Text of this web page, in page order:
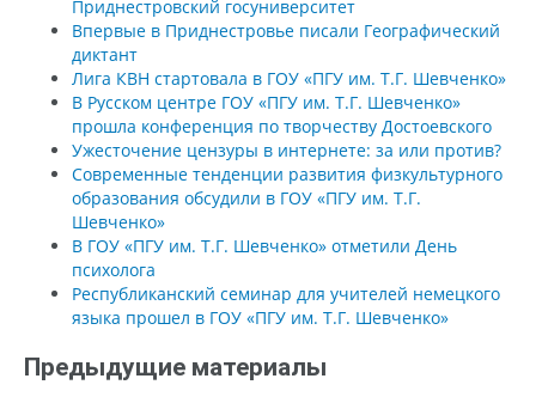
Приднестровский госуниверситет
Впервые в Приднестровье писали Географический
диктант
Лига КВН стартовала в ГОУ «ПГУ им. Т.Г. Шевченко»
В Русском центре ГОУ «ПГУ им. Т.Г. Шевченко»
прошла конференция по творчеству Достоевского
Ужесточение цензуры в интернете: за или против?
Современные тенденции развития физкультурного
образования обсудили в ГОУ «ПГУ им. Т.Г.
Шевченко»
В ГОУ «ПГУ им. Т.Г. Шевченко» отметили День
психолога
Республиканский семинар для учителей немецкого
языка прошел в ГОУ «ПГУ им. Т.Г. Шевченко»
Предыдущие материалы